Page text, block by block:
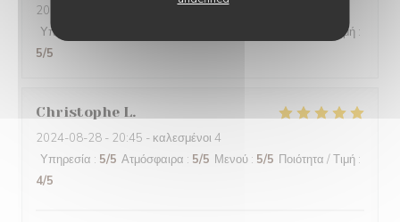
2024-08-31
Υπηρεσία
Ποιότητα / Τιμή :
5/5
Christophe L
2024-08-28 - 20:45 - καλεσμένοι 4
Υπηρεσία : 5/5 Ατμόσφαιρα : 5/5 Μενού : 5/5 Ποιότητα / Τιμή :
4/5